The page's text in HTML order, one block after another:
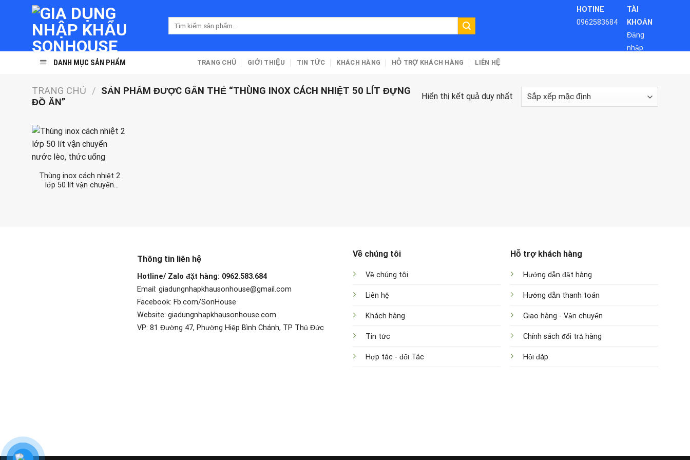
HOTINE
0962583684
TÀI
KHOẢN
Đăng
nhập
DANH MỤC SẢN PHẨM TRANG CHỦ GIỚI THIỆU TIN TỨC KHÁCH HÀNG HỖ TRỢ KHÁCH HÀNG LIÊN HỆ
TRANG CHỦ / SẢN PHẨM ĐƯỢC GẮN THẺ “THÙNG INOX CÁCH NHIỆT 50 LÍT ĐỰNG
ĐỒ ĂN”
Hiển thị kết quả duy nhất
Thùng inox cách nhiệt 2
lớp 50 lít vận chuyển
Thông tin liên hệ
Hotline/ Zalo đặt hàng: 0962.583.684
Email: giadungnhapkhausonhouse@gmail.com
Facebook: Fb.com/SonHouse
Website: giadungnhapkhausonhouse.com
VP: 81 Đường 47, Phường Hiệp Bình Chánh, TP Thủ Đức
Về chúng tôi
Về chúng tôi
Liên hệ
Khách hàng
Tin tức
Hợp tác - đối Tác
Hỗ trợ khách hàng
Hướng dẫn đặt hàng
Hướng dẫn thanh toán
Giao hàng - Vận chuyển
Chính sách đổi trả hàng
Hỏi đáp